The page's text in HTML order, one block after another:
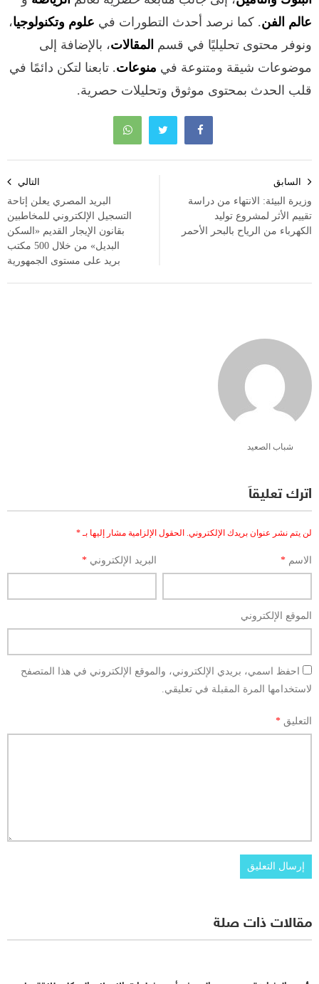
عالم الفن. كما نرصد أحدث التطورات في علوم وتكنولوجيا،
ونوفر محتوى تحليليًا في قسم المقالات، بالإضافة إلى
موضوعات شيقة ومتنوعة في منوعات. تابعنا لتكن دائمًا في
قلب الحدث بمحتوى موثوق وتحليلات حصرية.
المقالات
السابق
وزيرة البيئة: الانتهاء من دراسة
تقييم الأثر لمشروع توليد
الكهرباء من الرياح بالبحر الأحمر
التالي
البريد المصري يعلن إتاحة
التسجيل الإلكتروني للمخاطبين
بقانون الإيجار القديم «السكن
البديل» من خلال 500 مكتب
بريد على مستوى الجمهورية
شباب الصعيد
اترك تعليقاً
لن يتم نشر عنوان بريدك الإلكتروني. الحقول الإلزامية مشار إليها بـ*
الاسم * البريد الإلكتروني*
الموقع الإلكتروني
احفظ اسمي، بريدي الإلكتروني، والموقع الإلكتروني في هذا المتصفح
لاستخدامها المرة المقبلة في تعليقي.
التعليق *
مقالات ذات صلة